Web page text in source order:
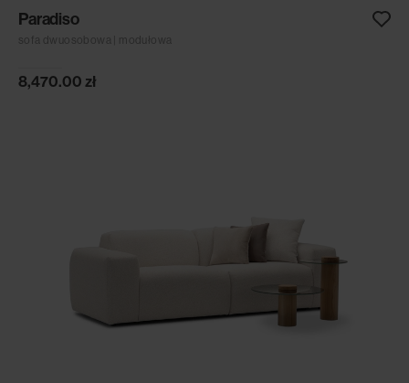
Paradiso
sofa dwuosobowa | modułowa
8,470.00 zł